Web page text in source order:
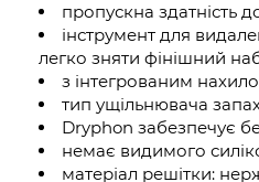
пропускна здатність
інструмент для
легко зняти фінішний
з інтегрованим
тип ущільнювача
Dryphon забезпечує
немає видимого
матеріал решітки: